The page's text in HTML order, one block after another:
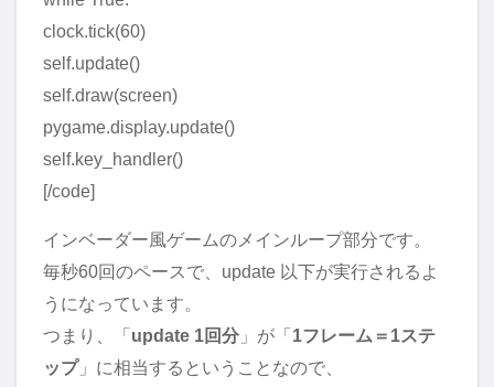
clock.tick(60)
self.update()
self.draw(screen)
pygame.display.update()
self.key_handler()
[/code]
インベーダー風ゲームのメインループ部分です。
毎秒60回のペースで、update 以下が実行されるよ
うになっています。
つまり、「update 1回分 」が「1フレーム＝1ステ
ップ」に相当するということなので、